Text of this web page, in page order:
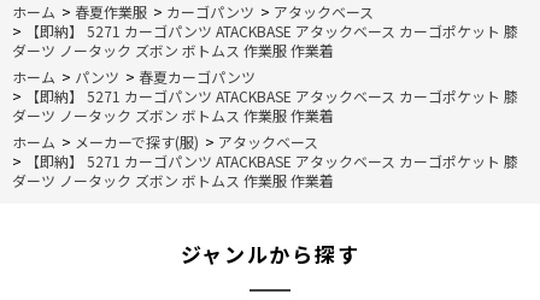
ホーム > 春夏作業服 > カーゴパンツ > アタックベース
>
【即納】 5271 カーゴパンツ ATACKBASE アタックベース カーゴポケット 膝
ダーツ ノータック ズボン ボトムス 作業服 作業着
ホーム > パンツ > 春夏カーゴパンツ
>
【即納】 5271 カーゴパンツ ATACKBASE アタックベース カーゴポケット 膝
ダーツ ノータック ズボン ボトムス 作業服 作業着
ホーム > メーカーで探す(服) > アタックベース
>
【即納】 5271 カーゴパンツ ATACKBASE アタックベース カーゴポケット 膝
ダーツ ノータック ズボン ボトムス 作業服 作業着
ジャンルから探す